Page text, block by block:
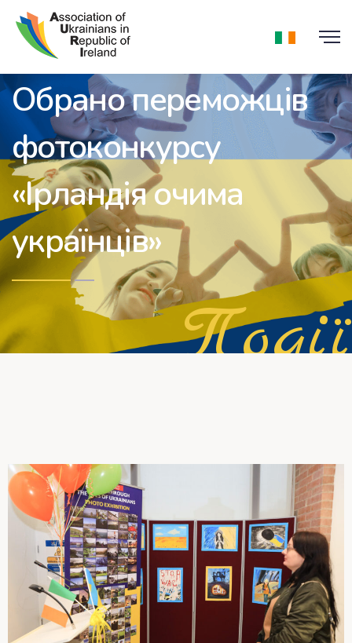
Обрано переможців
фотоконкурсу
«Ірландія очима
українців»
Події